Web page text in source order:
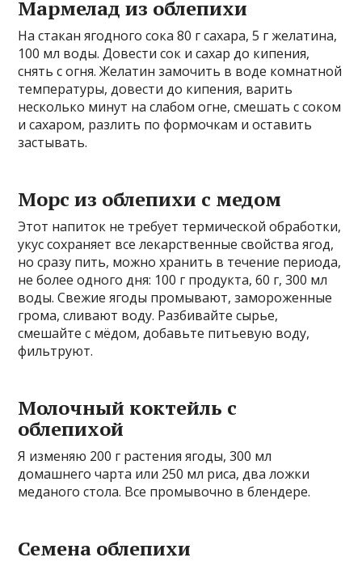
Мармелад из облепихи
На стакан ягодного сока 80 г сахара, 5 г желатина,
100 мл воды. Довести сок и сахар до кипения,
снять с огня. Желатин замочить в воде комнатной
температуры, довести до кипения, варить
несколько минут на слабом огне, смешать с соком
и сахаром, разлить по формочкам и оставить
застывать.
Морс из облепихи с медом
Этот напиток не требует термической обработки,
укус сохраняет все лекарственные свойства ягод,
но сразу пить, можно хранить в течение периода,
не более одного дня: 100 г продукта, 60 г, 300 мл
воды. Свежие ягоды промывают, замороженные
грома, сливают воду. Разбивайте сырье,
смешайте с мёдом, добавьте питьевую воду,
фильтруют.
Молочный коктейль с
облепихой
Я изменяю 200 г растения ягоды, 300 мл
домашнего чарта или 250 мл риса, два ложки
меданого стола. Все промывочно в блендере.
Семена облепихи